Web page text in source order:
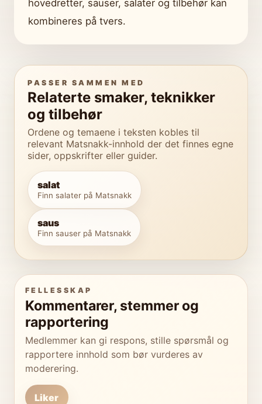
hovedretter, sauser, salater og tilbehør kan
kombineres på tvers.
PASSER SAMMEN MED
Relaterte smaker, teknikker
og tilbehør
Ordene og temaene i teksten kobles til
relevant Matsnakk-innhold der det finnes egne
sider, oppskrifter eller guider.
salat
Finn salater på Matsnakk
saus
Finn sauser på Matsnakk
FELLESSKAP
Kommentarer, stemmer og
rapportering
Medlemmer kan gi respons, stille spørsmål og
rapportere innhold som bør vurderes av
moderering.
Liker